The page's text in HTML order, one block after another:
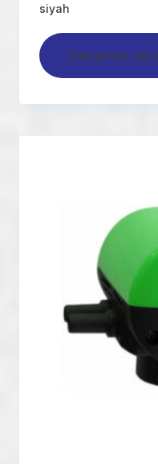
siyah
Devamını oku